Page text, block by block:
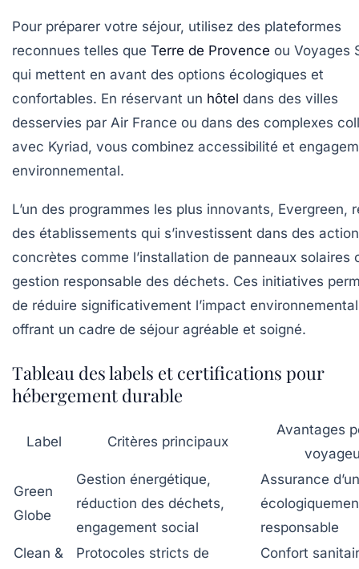
Pour préparer votre séjour, utilisez des plateformes
reconnues telles que Terre de Provence ou Voyages
qui mettent en avant des options écologiques et
confortables. En réservant un hôtel dans des villes
desservies par Air France ou dans des complexes
avec Kyriad, vous combinez accessibilité et
environnemental.
L’un des programmes les plus innovants, Evergreen,
des établissements qui s’investissent dans des
concrètes comme l’installation de panneaux solaires
gestion responsable des déchets. Ces initiatives
de réduire significativement l’impact
offrant un cadre de séjour agréable et soigné.
Tableau des labels et certifications pour
hébergement durable
Label Critères principaux
Avantages
Green
Globe
Gestion énergétique,
réduction des déchets,
engagement social
Assurance
responsable
Clean &
Protocoles stricts de
Confort